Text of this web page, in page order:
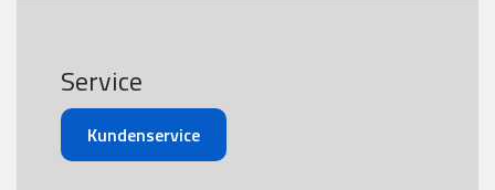
Service
Kundenservice